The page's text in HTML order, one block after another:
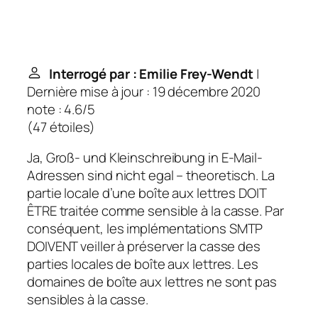
Interrogé par : Emilie Frey-Wendt|
Dernière mise à jour : 19 décembre 2020
note : 4.6/5
(47 étoiles)
Ja, Groß- und Kleinschreibung in E-Mail-
Adressen sind nicht egal – theoretisch. La
partie locale d’une boîte aux lettres DOIT
ÊTRE traitée comme sensible à la casse. Par
conséquent, les implémentations SMTP
DOIVENT veiller à préserver la casse des
parties locales de boîte aux lettres. Les
domaines de boîte aux lettres ne sont pas
sensibles à la casse.